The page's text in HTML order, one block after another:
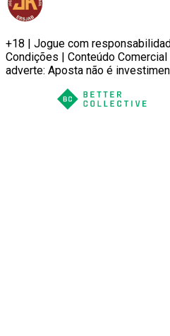
+18 | Jogue com
Condições | Conteúdo
adverte: Aposta não é